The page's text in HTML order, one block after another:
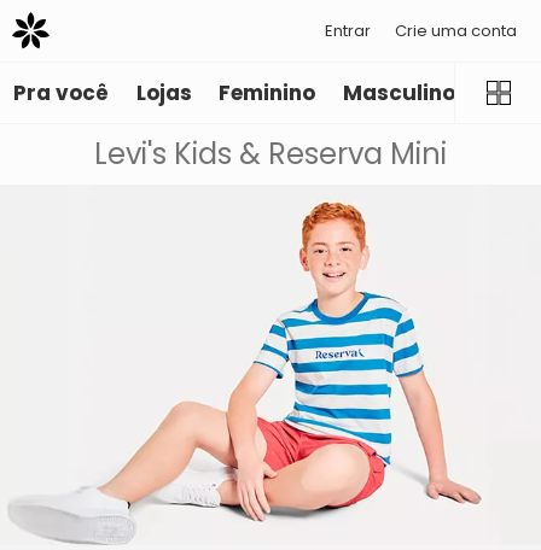
Entrar Crie uma conta
Pra você Lojas Feminino Masculino
Levi's Kids & Reserva Mini